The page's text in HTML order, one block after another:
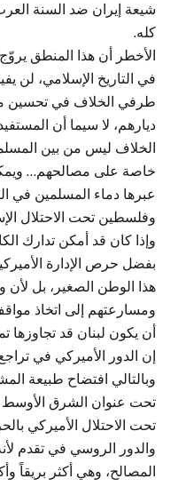
شيعة إيران ضد السنة
كله.
الأخطر أن هذا المنطق
في التاريخ الإسلامي، لن
طرفي الخلاف في تحسين
ديارهم، لا سيما أن
الخلاف ليس من بين
خاصة على مصالحهم…
عبرها دماء المسلمين في
وفلسطين تحت الاحتلال
وإذا كان قد أمكن تدارك
بفضل حرص الإدارة
هذا الوطن الصغير، بل لأن
ومسارعتهم إلى اتخاذ
أن يكون لبنان قد تجاوزها
إن الدور الأميركي في
وبالتالي افتضاح طبيعة
تحت عنوان الشرق الأوسط
تحت الاحتلال الأميركي
والدور الروسي في تقدم
المصالح، وهي أكثر بريقاً